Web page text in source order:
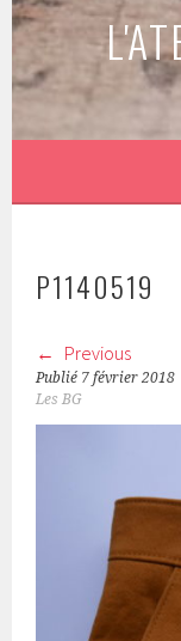
P1140519
Previous
Publié 7 février 2018
Les BG